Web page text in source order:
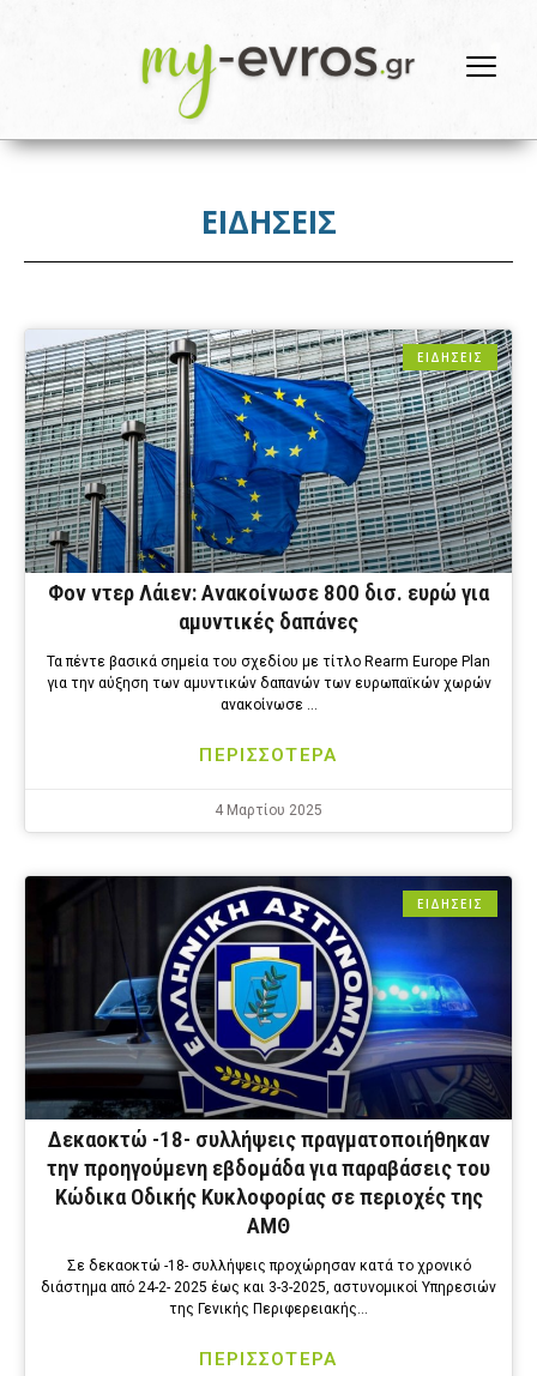
ΕΙΔΗΣΕΙΣ
ΕΙΔΗΣΕΙΣ
Φον ντερ Λάιεν: Ανακοίνωσε 800 δισ. ευρώ για
αμυντικές δαπάνες
Τα πέντε βασικά σημεία του σχεδίου με τίτλο Rearm Europe Plan
για την αύξηση των αμυντικών δαπανών των ευρωπαϊκών χωρών
ανακοίνωσε …
ΠΕΡΙΣΣΟΤΕΡΑ
4 Μαρτίου 2025
ΕΙΔΗΣΕΙΣ
Δεκαοκτώ -18- συλλήψεις πραγματοποιήθηκαν
την προηγούμενη εβδομάδα για παραβάσεις του
Κώδικα Οδικής Κυκλοφορίας σε περιοχές της
ΑΜΘ
Σε δεκαοκτώ -18- συλλήψεις προχώρησαν κατά το χρονικό
διάστημα από 24-2- 2025 έως και 3-3-2025, αστυνομικοί Υπηρεσιών
της Γενικής Περιφερειακής…
ΠΕΡΙΣΣΟΤΕΡΑ